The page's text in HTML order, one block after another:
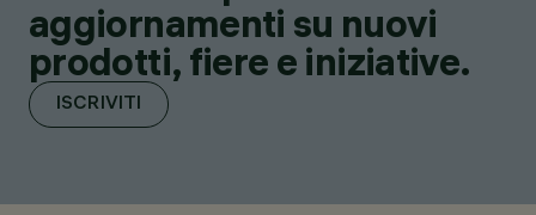
aggiornamenti su nuovi
prodotti, fiere e iniziative.
ISCRIVITI